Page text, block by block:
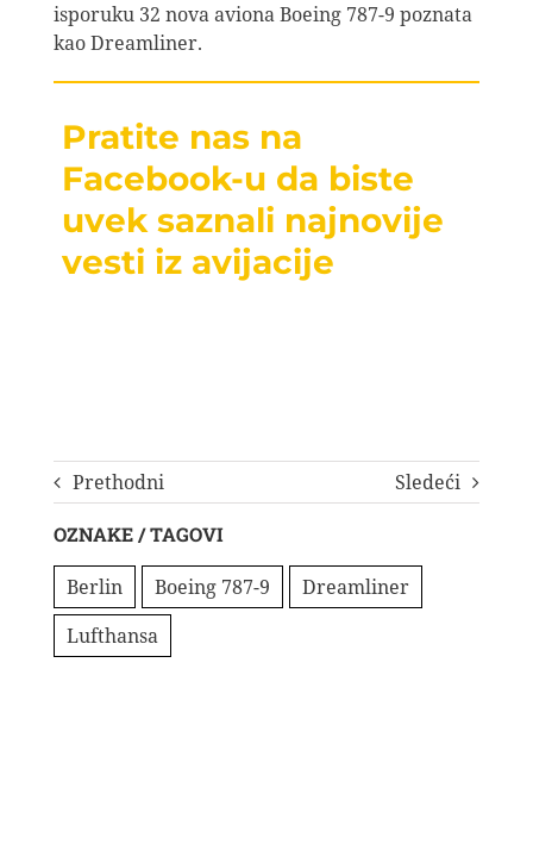
isporuku 32 nova aviona Boeing 787-9 poznata
kao Dreamliner.
Pratite nas na
Facebook-u da biste
uvek saznali najnovije
vesti iz avijacije
Prethodni Sledeći
OZNAKE / TAGOVI
Berlin Boeing 787-9
Dreamliner
Lufthansa